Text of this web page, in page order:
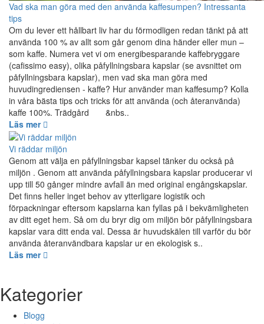
Vad ska man göra med den använda kaffesumpen? Intressanta
tips
Om du lever ett hållbart liv har du förmodligen redan tänkt på att
använda 100 % av allt som går genom dina händer eller mun –
som kaffe. Numera vet vi om energibesparande kaffebryggare
(cafissimo easy), olika påfyllningsbara kapslar (se avsnittet om
påfyllningsbara kapslar), men vad ska man göra med
huvudingrediensen - kaffe? Hur använder man kaffesump? Kolla
in våra bästa tips och tricks för att använda (och återanvända)
kaffe 100%. Trädgård &nbs..
Läs mer
Vi räddar miljön
Genom att välja en påfyllningsbar kapsel tänker du också på
miljön . Genom att använda påfyllningsbara kapslar producerar vi
upp till 50 gånger mindre avfall än med original engångskapslar.
Det finns heller inget behov av ytterligare logistik och
förpackningar eftersom kapslarna kan fyllas på i bekvämligheten
av ditt eget hem. Så om du bryr dig om miljön bör påfyllningsbara
kapslar vara ditt enda val. Dessa är huvudskälen till varför du bör
använda återanvändbara kapslar ur en ekologisk s..
Läs mer
Kategorier
Blogg